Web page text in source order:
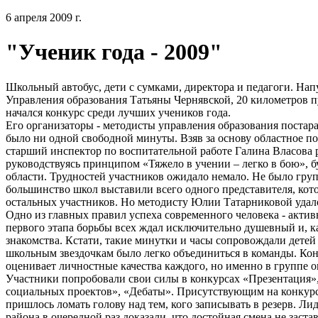
6 апреля 2009 г.
"Ученик года - 2009"
Школьный автобус, дети с сумками, директора и педагоги.
Управления образования Татьяны Чернявской, 20
начался конкурс среди лучших учеников года.
Его организаторы - методисты управления образования
было ни одной свободной минуты. Взяв за основу областное
старший инспектор по воспитательной работе Галина Власова
руководствуясь принципом «Тяжело в учении – легко в бою»,
области. Трудностей участников ожидало немало. Не было
большинство школ выставили всего одного представителя,
остальных участников. Но методисту Юлии Татарниковой
Одно из главных правил успеха современного человека -
первого этапа борьбы всех ждал исключительно душевный и,
знакомства. Кстати, такие минутки и часы сопровождали
школьным звездочкам было легко объединиться в команды.
оценивает личностные качества каждого, но именно в группе
Участники попробовали свои силы в конкурсах
социальных проектов», «Дебаты». Присутствующим на
пришлось ломать голову над тем, кого записывать в резерв.